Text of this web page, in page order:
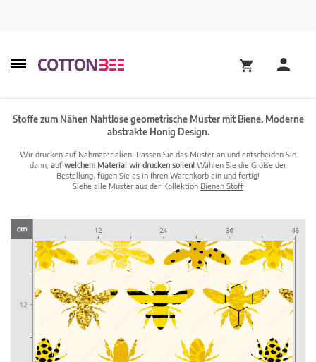
Stoffe zum Nähen Nahtlose geometrische Muster mit Biene. Moderne
abstrakte Honig Design.
Wir drucken auf Nähmaterialien. Passen Sie das Muster an und entscheiden Sie
dann, auf welchem Material wir drucken sollen! Wählen Sie die Größe der
Bestellung, fügen Sie es in Ihren Warenkorb ein und fertig!
Siehe alle Muster aus der Kollektion Bienen Stoff